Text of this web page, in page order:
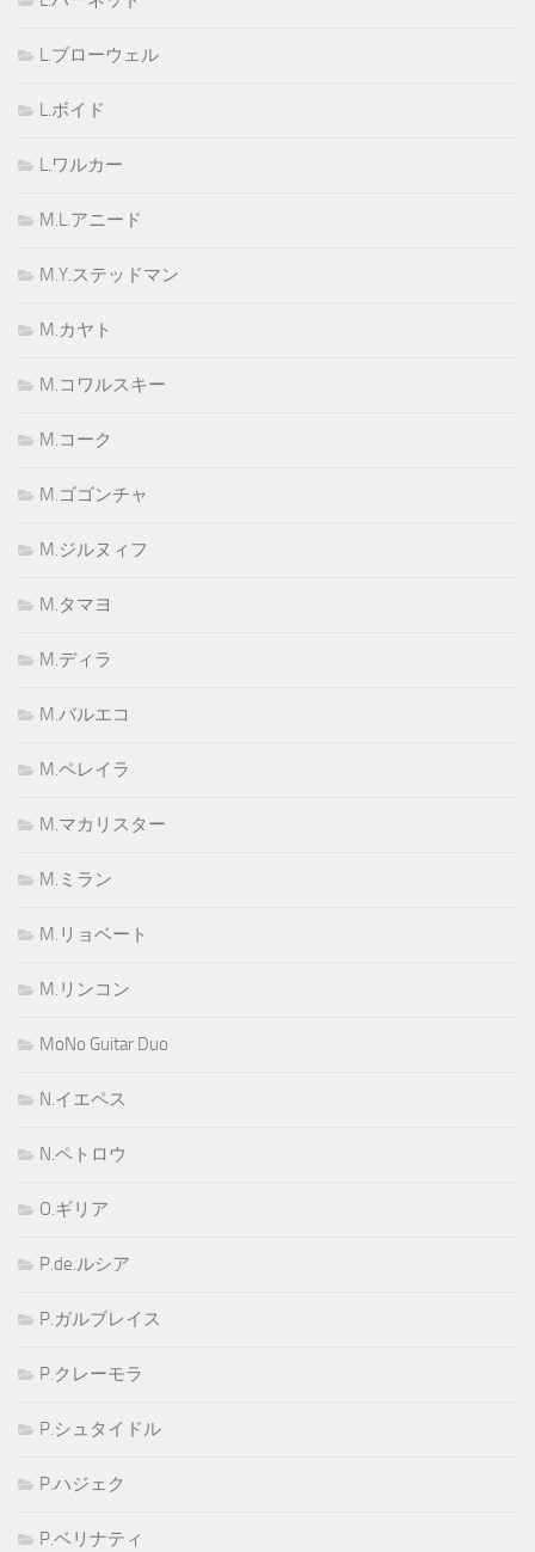
L.ブローウェル
L.ボイド
L.ワルカー
M.L.アニード
M.Y.ステッドマン
M.カヤト
M.コワルスキー
M.コーク
M.ゴゴンチャ
M.ジルヌィフ
M.タマヨ
M.ディラ
M.バルエコ
M.ペレイラ
M.マカリスター
M.ミラン
M.リョベート
M.リンコン
MoNo Guitar Duo
N.イエペス
N.ペトロウ
O.ギリア
P.de.ルシア
P.ガルブレイス
P.クレーモラ
P.シュタイドル
P.ハジェク
P.ベリナティ